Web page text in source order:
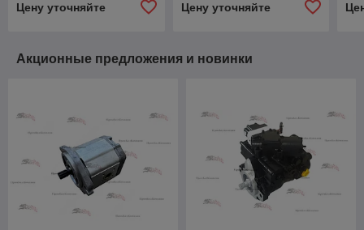
NZG05F070
Цену уточняйте
NZG05F070 (
Цену уточняйте
Акционные предложения и новинки